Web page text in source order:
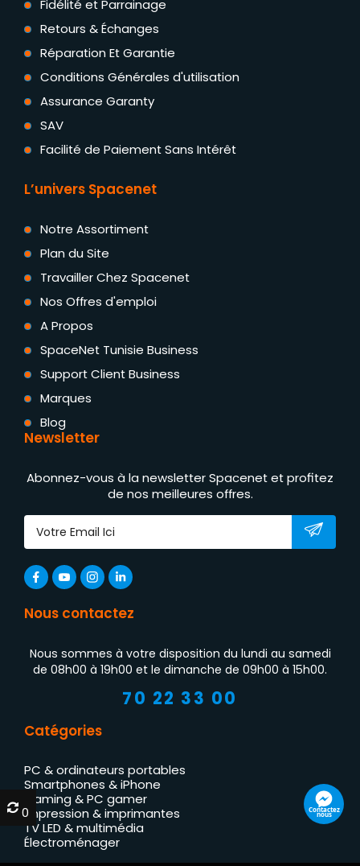
Fidélité et Parrainage
Retours & Échanges
Réparation Et Garantie
Conditions Générales d'utilisation
Assurance Garanty
SAV
Facilité de Paiement Sans Intérêt
L’univers Spacenet
Notre Assortiment
Plan du Site
Travailler Chez Spacenet
Nos Offres d'emploi
A Propos
SpaceNet Tunisie Business
Support Client Business
Marques
Blog
Newsletter
Abonnez-vous à la newsletter Spacenet et profitez
de nos meilleures offres.
Nous contactez
Nous sommes à votre disposition du lundi au samedi
de 08h00 à 19h00 et le dimanche de 09h00 à 15h00.
70 22 33 00
Catégories
PC & ordinateurs portables
Smartphones & iPhone
Gaming & PC gamer
Impression & imprimantes
TV LED & multimédia
Électroménager
Contactez
nous
0
0